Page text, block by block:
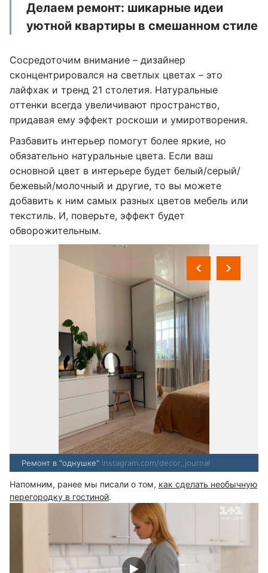
Делаем ремонт: шикарные идеи
уютной квартиры в смешанном стиле
Сосредоточим внимание – дизайнер
сконцентрировался на светлых цветах – это
лайфхак и тренд 21 столетия. Натуральные
оттенки всегда увеличивают пространство,
придавая ему эффект роскоши и умиротворения.
Разбавить интерьер помогут более яркие, но
обязательно натуральные цвета. Если ваш
основной цвет в интерьере будет белый/серый/
бежевый/молочный и другие, то вы можете
добавить к ним самых разных цветов мебель или
текстиль. И, поверьте, эффект будет
обворожительным.
Ремонт в "однушке" instagram.com/decor_journal
Напомним, ранее мы писали о том, как сделать необычную
перегородку в гостиной.